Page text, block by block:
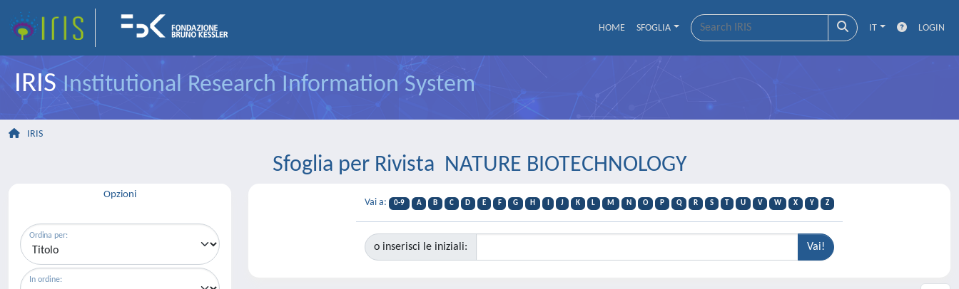
HOME SFOGLIA IT LOGIN
IRISInstitutional Research Information System
IRIS
Sfoglia per Rivista NATURE BIOTECHNOLOGY
Opzioni
Ordina per:
In ordine:
Vai a: 0-9 A B C D E F G H J K L M N O P Q R S T U V W X Y Z
o inserisci le iniziali: